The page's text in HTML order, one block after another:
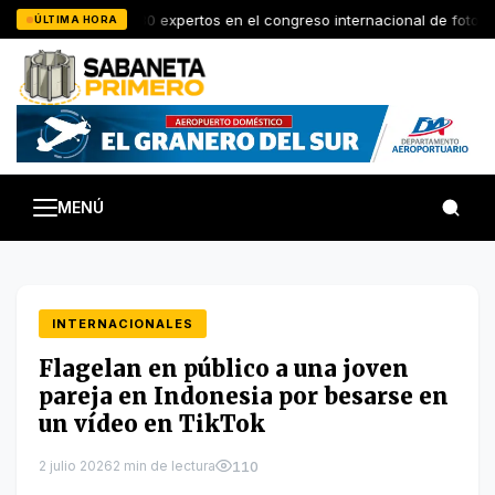
Saltar
al
contenido
ÚLTIMA HORA
RD reunirá a 30 expertos en el congreso internacional de
MENÚ
INTERNACIONALES
Flagelan en público a una joven
pareja en Indonesia por besarse en
un vídeo en TikTok
2 julio 20262 min de lectura 110